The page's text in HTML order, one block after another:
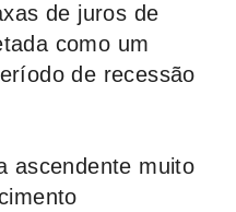
de juros de
como um
de recessão
ascendente muito